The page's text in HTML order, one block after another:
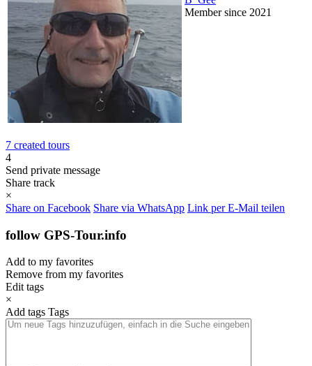
Member since 2021
7 created tours
4
Send private message
Share track
×
Share on Facebook Share via WhatsApp Link per E-Mail teilen
follow GPS-Tour.info
Add to my favorites
Remove from my favorites
Edit tags
×
Add tags Tags